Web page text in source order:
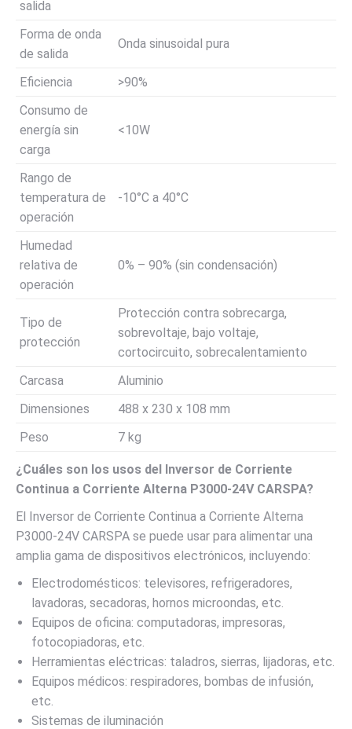
salida
Forma de onda
de salida
Onda sinusoidal pura
Eficiencia
>90%
Consumo de
energía sin
carga
<10W
Rango de
temperatura de
operación
-10°C a 40°C
Humedad
relativa de
operación
0% – 90% (sin condensación)
Tipo de
protección
Protección contra sobrecarga,
sobrevoltaje, bajo voltaje,
cortocircuito, sobrecalentamiento
Carcasa
Aluminio
Dimensiones
488 x 230 x 108 mm
Peso
7 kg
¿Cuáles son los usos del Inversor de Corriente
Continua a Corriente Alterna P3000-24V CARSPA?
El Inversor de Corriente Continua a Corriente Alterna
P3000-24V CARSPA se puede usar para alimentar una
amplia gama de dispositivos electrónicos, incluyendo:
Electrodomésticos: televisores, refrigeradores,
lavadoras, secadoras, hornos microondas, etc.
Equipos de oficina: computadoras, impresoras,
fotocopiadoras, etc.
Herramientas eléctricas: taladros, sierras, lijadoras, etc.
Equipos médicos: respiradores, bombas de infusión,
etc.
Sistemas de iluminación